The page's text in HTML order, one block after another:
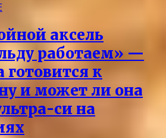
аксель
работаем» —
готовится к
и может ли она
си на